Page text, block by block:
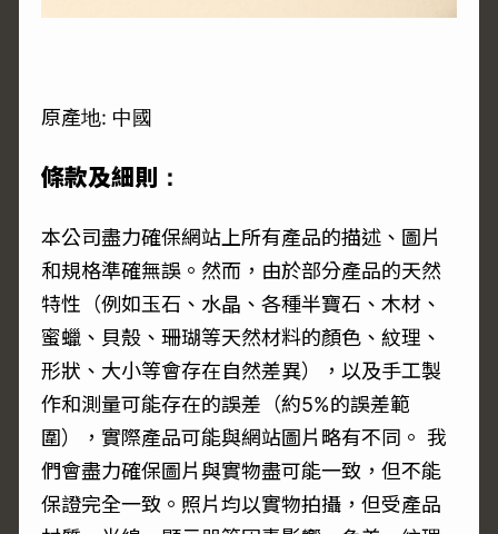
原產地: 中國
條款及細則：
本公司盡力確保網站上所有產品的描述、圖片
和規格準確無誤。然而，由於部分產品的天然
特性（例如玉石、水晶、各種半寶石、木材、
蜜蠟、貝殼、珊瑚等天然材料的顏色、紋理、
形狀、大小等會存在自然差異），以及手工製
作和測量可能存在的誤差（約5%的誤差範
圍），實際產品可能與網站圖片略有不同。 我
們會盡力確保圖片與實物盡可能一致，但不能
保證完全一致。照片均以實物拍攝，但受產品